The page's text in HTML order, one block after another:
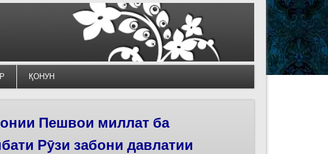
ҚОНУН
ёдгориҳои роҳи абрешим
дар феҳристи ЮНЕСКО